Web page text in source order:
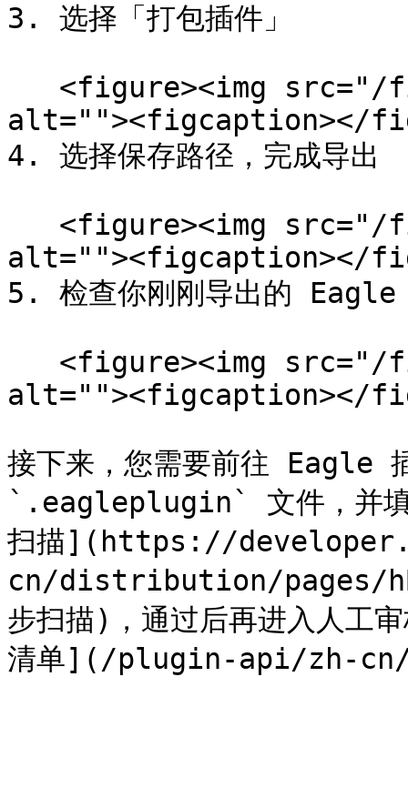
3. 选择「打包插件」
alt=""><figcaption></
4. 选择保存路径，完成导出
alt=""><figcaption></
5. 检查你刚刚导出的
alt=""><figcaption></
接下来，您需要前往 Eagle
`.eagleplugin` 文件，并填
扫描](https://
cn/distribution/pages/
步扫描)，通过后再进入人工